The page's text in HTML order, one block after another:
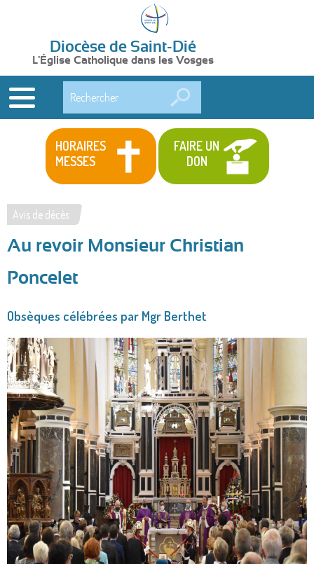
Diocèse de Saint-Dié
L'Église Catholique dans les Vosges
HORAIRES
MESSES
FAIRE UN
DON
Vous
êtes
ici
Avis de décès
Au revoir Monsieur Christian
Poncelet
Obsèques célébrées par Mgr Berthet